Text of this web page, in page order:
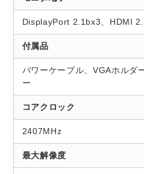
DisplayPort 2.1bx3、HDMI
付属品
パワーケーブル、VGAホルダ
ー
コアクロック
2407MHz
最大解像度